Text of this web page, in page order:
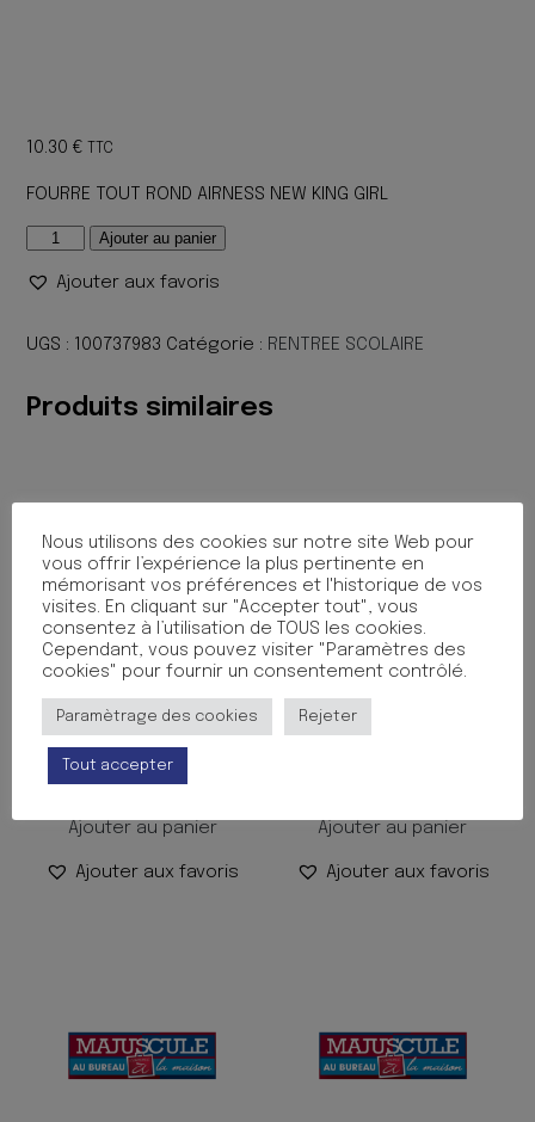
10.30€ TTC
FOURRE TOUT ROND AIRNESS NEW KING GIRL
quantité
FOURRE
ROND
NEW
KING
Ajouter au panier
Ajouter aux favoris
UGS : 100737983 Catégorie : RENTREE SCOLAIRE
Produits similaires
PROTEGE CAHIER 24X32
CUIR BL CLAIR
1.50€
Ajouter au panier
Ajouter aux favoris
PROTEGE CAHIER 17X22
CUIR BLANC
Ajouter au panier
Ajouter aux favoris
Nous utilisons des cookies sur notre site Web pour
vous offrir l’expérience la plus pertinente en
mémorisant vos préférences et l'historique de vos
visites. En cliquant sur "Accepter tout", vous
consentez à l’utilisation de TOUS les cookies.
Cependant, vous pouvez visiter "Paramètres des
cookies" pour fournir un consentement contrôlé.
Paramètrage des cookies Rejeter
Tout accepter